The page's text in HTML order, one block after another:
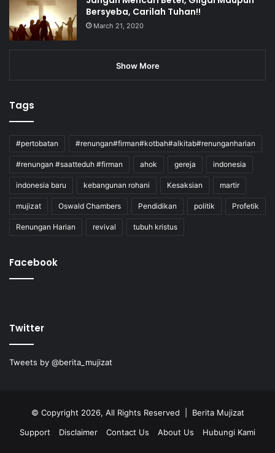
Bersyeba, Carilah Tuhan!!
March 21, 2020
Show More
Tags
#pertobatan #renungan#firman#kotbah#alkitab#renunganharian
#renungan #saatteduh #firman ahok gereja indonesia
indonesia baru kebangunan rohani Kesaksian martir
mujizat Oswald Chambers Pendidikan politik Profetik
Renungan Harian revival tubuh kristus
Facebook
Twitter
Tweets by @berita_mujizat
© Copyright 2026, All Rights Reserved | Berita Mujizat
Support
Disclaimer Contact Us About Us Hubungi Kami